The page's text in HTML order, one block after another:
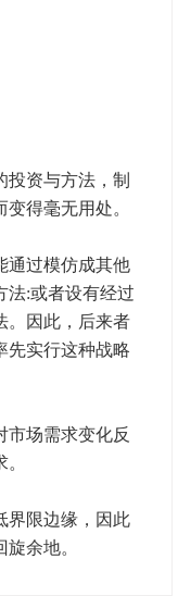
资与方法，制
得毫无用处。
过模仿成其他
法:或者设有经过
。因此，后来者
先实行这种战略
场需求变化反
限边缘，因此
余地。